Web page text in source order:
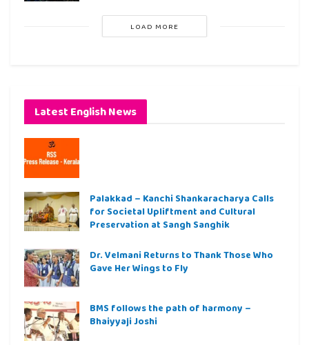
LOAD MORE
Latest English News
Palakkad – Kanchi Shankaracharya Calls
for Societal Upliftment and Cultural
Preservation at Sangh Sanghik
Dr. Velmani Returns to Thank Those Who
Gave Her Wings to Fly
BMS follows the path of harmony –
Bhaiyyaji Joshi